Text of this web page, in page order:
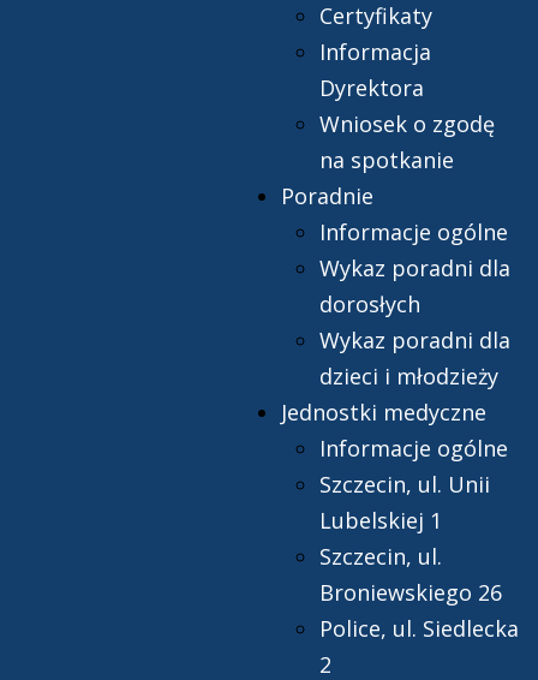
Certyfikaty
Informacja
Dyrektora
Wniosek o zgodę
na spotkanie
Poradnie
Informacje ogólne
Wykaz poradni dla
dorosłych
Wykaz poradni dla
dzieci i młodzieży
Jednostki medyczne
Informacje ogólne
Szczecin, ul. Unii
Lubelskiej 1
Szczecin, ul.
Broniewskiego 26
Police, ul. Siedlecka
2